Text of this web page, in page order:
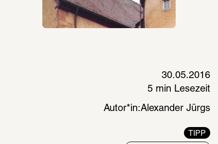
30.05.2016
5 min Lesezeit
Autor*in:Alexander Jürgs
TIPP